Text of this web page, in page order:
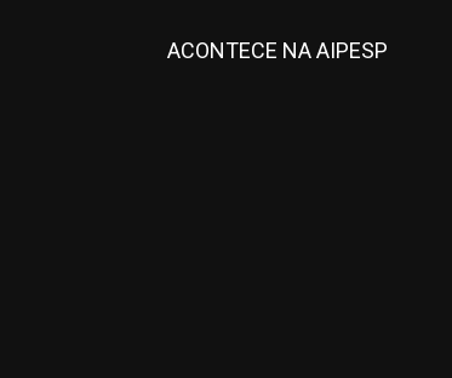
ACONTECE NA AIPESP
All Informativos